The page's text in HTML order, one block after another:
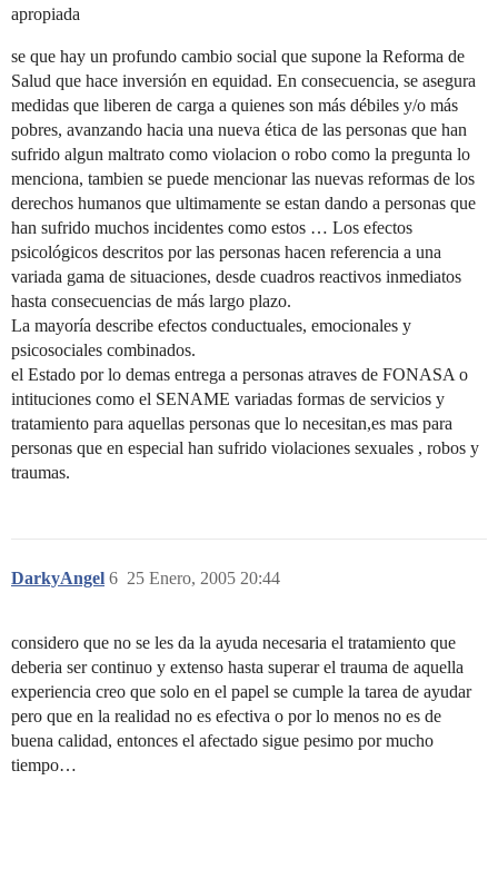
apropiada
se que hay un profundo cambio social que supone la Reforma de
Salud que hace inversión en equidad. En consecuencia, se asegura
medidas que liberen de carga a quienes son más débiles y/o más
pobres, avanzando hacia una nueva ética de las personas que han
sufrido algun maltrato como violacion o robo como la pregunta lo
menciona, tambien se puede mencionar las nuevas reformas de los
derechos humanos que ultimamente se estan dando a personas que
han sufrido muchos incidentes como estos … Los efectos
psicológicos descritos por las personas hacen referencia a una
variada gama de situaciones, desde cuadros reactivos inmediatos
hasta consecuencias de más largo plazo.
La mayoría describe efectos conductuales, emocionales y
psicosociales combinados.
el Estado por lo demas entrega a personas atraves de FONASA o
intituciones como el SENAME variadas formas de servicios y
tratamiento para aquellas personas que lo necesitan,es mas para
personas que en especial han sufrido violaciones sexuales , robos y
traumas.
DarkyAngel 25 Enero, 2005 20:44
6
considero que no se les da la ayuda necesaria el tratamiento que
deberia ser continuo y extenso hasta superar el trauma de aquella
experiencia creo que solo en el papel se cumple la tarea de ayudar
pero que en la realidad no es efectiva o por lo menos no es de
buena calidad, entonces el afectado sigue pesimo por mucho
tiempo…